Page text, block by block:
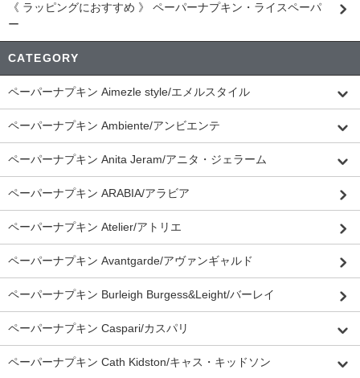
《 ラッピングにおすすめ 》 ペーパーナプキン・ライスペーパ
ー
CATEGORY
ペーパーナプキン Aimezle style/エメルスタイル
ペーパーナプキン Ambiente/アンビエンテ
ペーパーナプキン Anita Jeram/アニタ・ジェラーム
ペーパーナプキン ARABIA/アラビア
ペーパーナプキン Atelier/アトリエ
ペーパーナプキン Avantgarde/アヴァンギャルド
ペーパーナプキン Burleigh Burgess&Leight/バーレイ
ペーパーナプキン Caspari/カスパリ
ペーパーナプキン Cath Kidston/キャス・キッドソン